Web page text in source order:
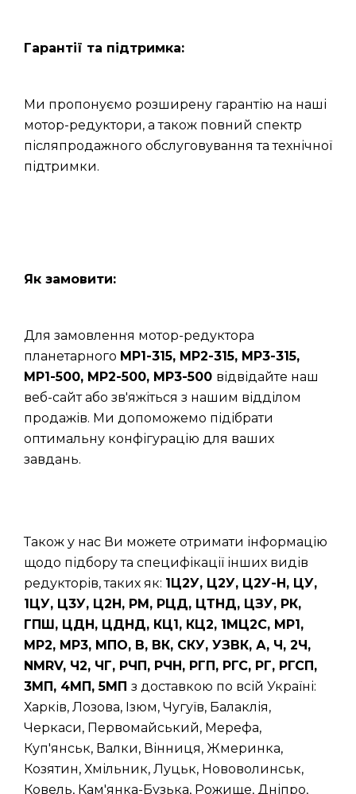
Гарантії та підтримка:
Ми пропонуємо розширену гарантію на наші
мотор-редуктори, а також повний спектр
післяпродажного обслуговування та технічної
підтримки.
Як замовити:
Для замовлення мотор-редуктора
планетарного МР1-315, МР2-315, МР3-315,
МР1-500, МР2-500, МР3-500 відвідайте наш
веб-сайт або зв'яжіться з нашим відділом
продажів. Ми допоможемо підібрати
оптимальну конфігурацію для ваших
завдань.
Також у нас Ви можете отримати інформацію
щодо підбору та специфікації інших видів
редукторів, таких як: 1Ц2У, Ц2У, Ц2У-Н, ЦУ,
1ЦУ, Ц3У, Ц2Н, РМ, РЦД, ЦТНД, ЦЗУ, РК,
ГПШ, ЦДН, ЦДНД, КЦ1, КЦ2, 1МЦ2С, МР1,
МР2, МР3, МПО, В, ВК, СКУ, УЗВК, А, Ч, 2Ч,
NMRV, Ч2, ЧГ, РЧП, РЧН, РГП, РГС, РГ, РГСП,
3МП, 4МП, 5МП з доставкою по всій Україні:
Харків, Лозова, Ізюм, Чугуїв, Балаклія,
Черкаси, Первомайський, Мерефа,
Куп'янськ, Валки, Вінниця, Жмеринка,
Козятин, Хмільник, Луцьк, Нововолинськ,
Ковель, Кам'янка-Бузька, Рожище, Дніпро,